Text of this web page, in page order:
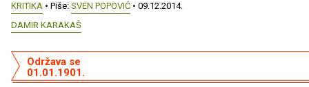
KRITIKA • Piše: SVEN POPOVIĆ • 09.12.2014.
DAMIR KARAKAŠ
Održava se
01.01.1901.